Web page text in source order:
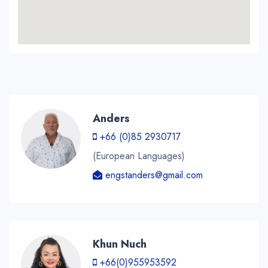
Anders
+66 (0)85 2930717
(European Languages)
engstanders@gmail.com
Khun Nuch
+66(0)955953592